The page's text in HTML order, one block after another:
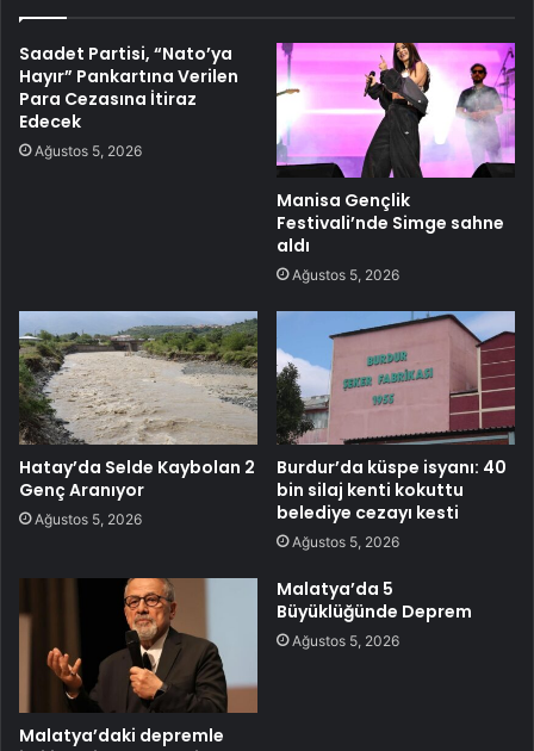
Saadet Partisi, “Nato’ya
Hayır” Pankartına Verilen
Para Cezasına İtiraz
Edecek
Ağustos 5, 2026
Manisa Gençlik
Festivali’nde Simge sahne
aldı
Ağustos 5, 2026
Hatay’da Selde Kaybolan 2
Genç Aranıyor
Ağustos 5, 2026
Burdur’da küspe isyanı: 40
bin silaj kenti kokuttu
belediye cezayı kesti
Ağustos 5, 2026
Malatya’daki depremle
Malatya’da 5
Büyüklüğünde Deprem
Ağustos 5, 2026